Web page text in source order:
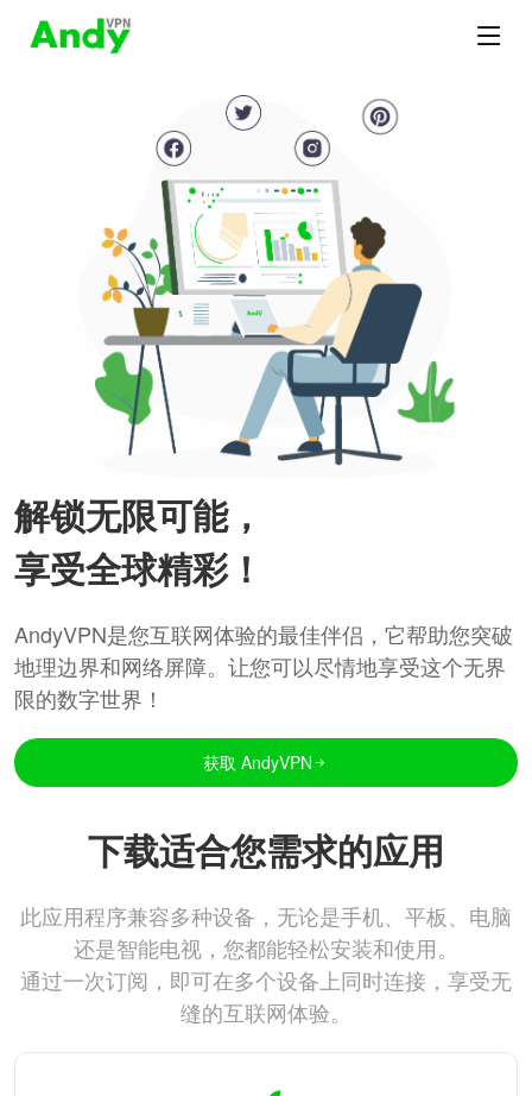
解锁无限可能，
享受全球精彩！
AndyVPN是您互联网体验的最佳伴侣，它帮助您突破
地理边界和网络屏障。让您可以尽情地享受这个无界
限的数字世界！
获取 AndyVPN
下载适合您需求的应用
此应用程序兼容多种设备，无论是手机、平板、电脑
还是智能电视，您都能轻松安装和使用。
通过一次订阅，即可在多个设备上同时连接，享受无
缝的互联网体验。